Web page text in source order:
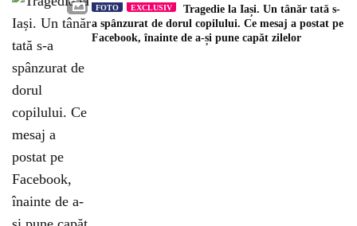
FOTO EXCLUSIV
Tragedie la Iași. Un tânăr tată s-
a spânzurat de dorul copilului. Ce mesaj a postat pe
Facebook, înainte de a-și pune capăt zilelor